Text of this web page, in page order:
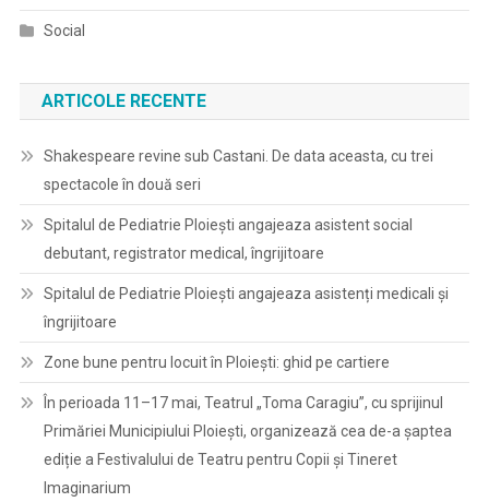
Social
ARTICOLE RECENTE
Shakespeare revine sub Castani. De data aceasta, cu trei
spectacole în două seri
Spitalul de Pediatrie Ploieşti angajeaza asistent social
debutant, registrator medical, îngrijitoare
Spitalul de Pediatrie Ploieşti angajeaza asistenți medicali și
îngrijitoare
Zone bune pentru locuit în Ploiești: ghid pe cartiere
În perioada 11–17 mai, Teatrul „Toma Caragiu”, cu sprijinul
Primăriei Municipiului Ploiești, organizează cea de-a șaptea
ediție a Festivalului de Teatru pentru Copii și Tineret
Imaginarium